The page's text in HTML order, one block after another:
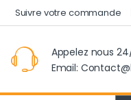
Suivre votre commande
Appelez nous
Email: